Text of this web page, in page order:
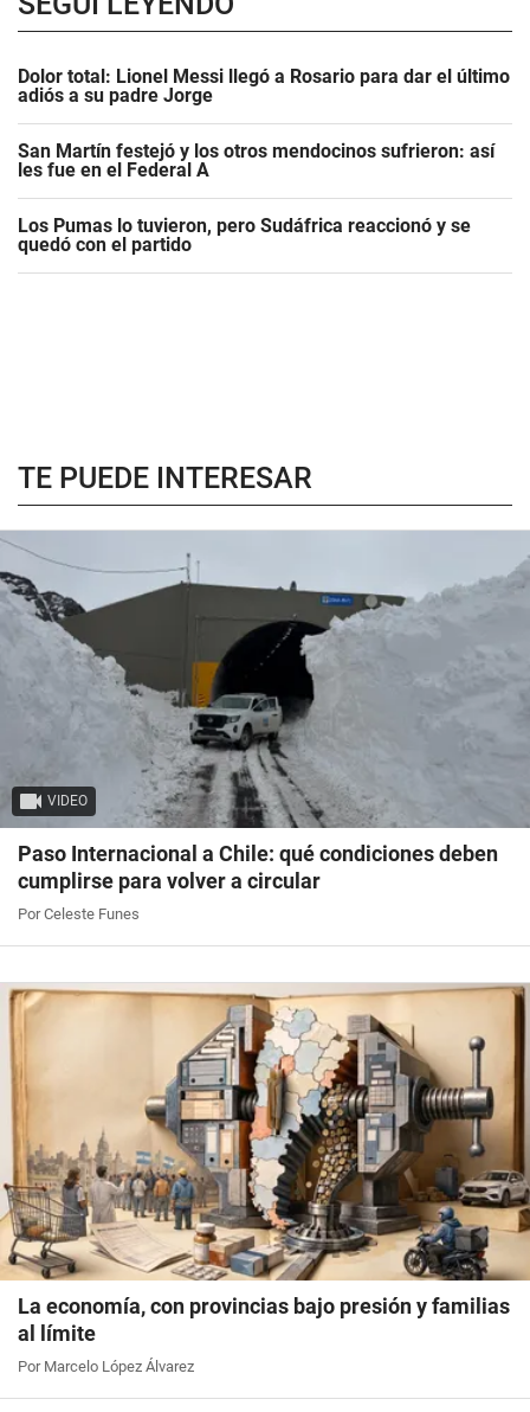
Dolor total: Lionel Messi llegó a Rosario para dar el último
adiós a su padre Jorge
San Martín festejó y los otros mendocinos sufrieron: así
les fue en el Federal A
Los Pumas lo tuvieron, pero Sudáfrica reaccionó y se
quedó con el partido
TE PUEDE INTERESAR
VIDEO
Paso Internacional a Chile: qué condiciones deben
cumplirse para volver a circular
Por Celeste Funes
La economía, con provincias bajo presión y familias
al límite
Por Marcelo López Álvarez